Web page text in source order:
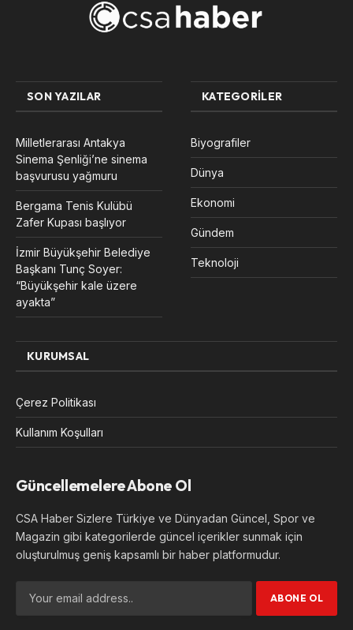
SON YAZILAR
Milletlerarası Antakya
Sinema Şenliği’ne sinema
başvurusu yağmuru
Bergama Tenis Kulübü
Zafer Kupası başlıyor
İzmir Büyükşehir Belediye
Başkanı Tunç Soyer:
“Büyükşehir kale üzere
ayakta”
KATEGORILER
Biyografiler
Dünya
Ekonomi
Gündem
Teknoloji
KURUMSAL
Çerez Politikası
Kullanım Koşulları
Güncellemelere Abone Ol
CSA Haber Sizlere Türkiye ve Dünyadan Güncel, Spor ve
Magazin gibi kategorilerde güncel içerikler sunmak için
oluşturulmuş geniş kapsamlı bir haber platformudur.